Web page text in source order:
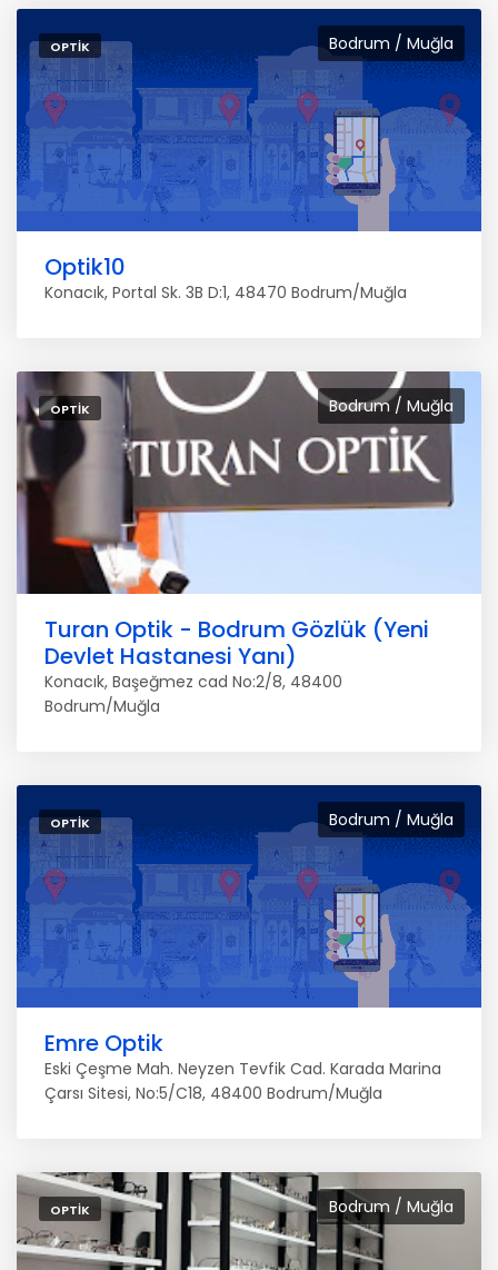
Bodrum / Muğla
OPTIK
Optik10
Konacık, Portal Sk. 3B D:1, 48470 Bodrum/Muğla
Bodrum / Muğla
OPTIK
Turan Optik - Bodrum Gözlük (Yeni
Devlet Hastanesi Yanı)
Konacık, Başeğmez cad No:2/8, 48400
Bodrum/Muğla
Bodrum / Muğla
OPTIK
Emre Optik
Eski Çeşme Mah. Neyzen Tevfik Cad. Karada Marina
Çarsı Sitesi, No:5/C18, 48400 Bodrum/Muğla
Bodrum / Muğla
OPTIK